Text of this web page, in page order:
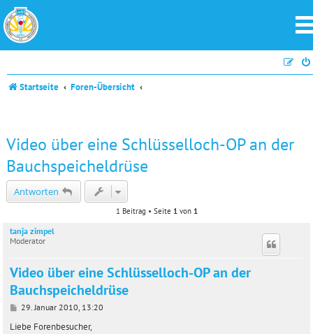
Startseite Foren-Übersicht
Video über eine Schlüsselloch-OP an der
Bauchspeicheldrüse
Antworten
1 Beitrag • Seite 1 von 1
tanja zimpel
Moderator
Video über eine Schlüsselloch-OP an der
Bauchspeicheldrüse
B
i
29. Januar 2010, 13:20
Liebe Forenbesucher,